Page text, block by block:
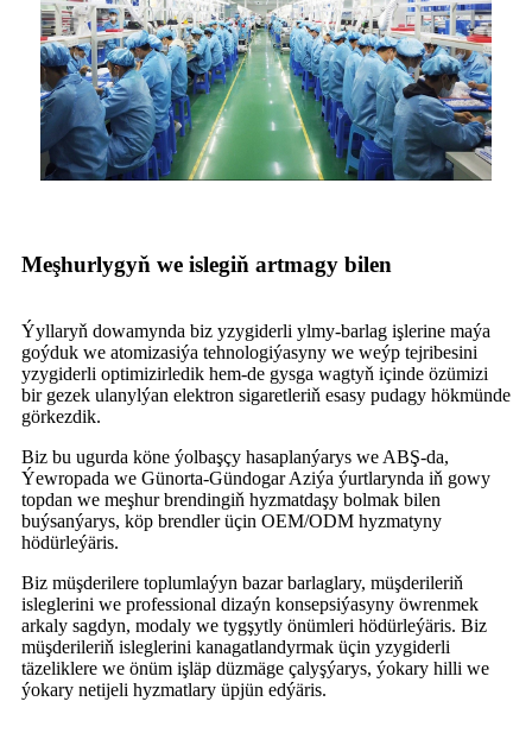
Meşhurlygyň we islegiň artmagy bilen
Ýyllaryň dowamynda biz yzygiderli ylmy-barlag işlerine maýa
goýduk we atomizasiýa tehnologiýasyny we weýp tejribesini
yzygiderli optimizirledik hem-de gysga wagtyň içinde özümizi
bir gezek ulanylýan elektron sigaretleriň esasy pudagy hökmünde
görkezdik.
Biz bu ugurda köne ýolbaşçy hasaplanýarys we ABŞ-da,
Ýewropada we Günorta-Gündogar Aziýa ýurtlarynda iň gowy
topdan we meşhur brendingiň hyzmatdaşy bolmak bilen
buýsanýarys, köp brendler üçin OEM/ODM hyzmatyny
hödürleýäris.
Biz müşderilere toplumlaýyn bazar barlaglary, müşderileriň
isleglerini we professional dizaýn konsepsiýasyny öwrenmek
arkaly sagdyn, modaly we tygşytly önümleri hödürleýäris. Biz
müşderileriň isleglerini kanagatlandyrmak üçin yzygiderli
täzeliklere we önüm işläp düzmäge çalyşýarys, ýokary hilli we
ýokary netijeli hyzmatlary üpjün edýäris.